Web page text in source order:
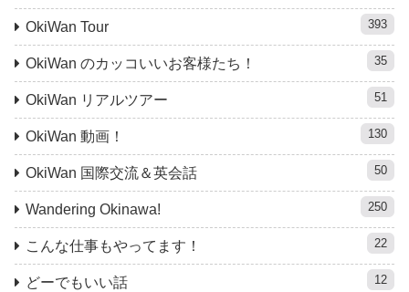
OkiWan Tour 393
OkiWan のカッコいいお客様たち！ 35
OkiWan リアルツアー 51
OkiWan 動画！ 130
OkiWan 国際交流＆英会話 50
Wandering Okinawa! 250
こんな仕事もやってます！ 22
どーでもいい話 12